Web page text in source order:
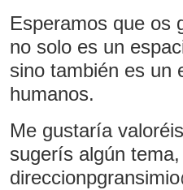
Esperamos que os
no solo es un
sino también es un
humanos.
Me gustaría
sugerís algún